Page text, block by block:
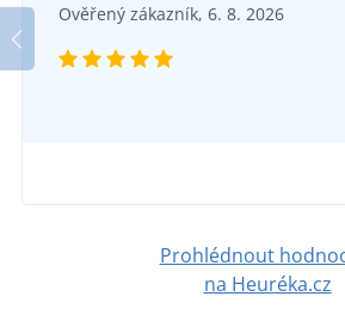
Ověřený zákazník, 6. 8. 2026
Prohlédnout
na Heuréka.cz